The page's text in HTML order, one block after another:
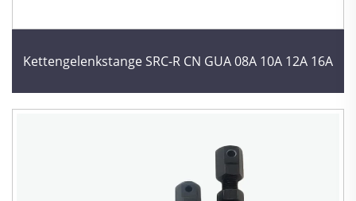
Kettengelenkstange SRC-R CN GUA 08A 10A 12A 16A